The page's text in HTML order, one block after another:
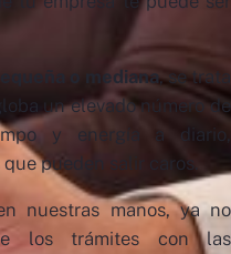
o mediana, se trata
un elevado número de
y energía a diario,
pueden salir caros.
nuestras manos, ya no
los trámites con las